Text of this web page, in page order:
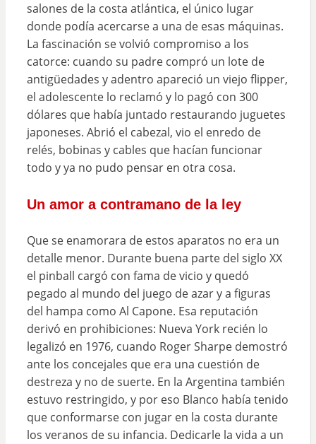
salones de la costa atlántica, el único lugar
donde podía acercarse a una de esas máquinas.
La fascinación se volvió compromiso a los
catorce: cuando su padre compró un lote de
antigüedades y adentro apareció un viejo flipper,
el adolescente lo reclamó y lo pagó con 300
dólares que había juntado restaurando juguetes
japoneses. Abrió el cabezal, vio el enredo de
relés, bobinas y cables que hacían funcionar
todo y ya no pudo pensar en otra cosa.
Un amor a contramano de la ley
Que se enamorara de estos aparatos no era un
detalle menor. Durante buena parte del siglo XX
el pinball cargó con fama de vicio y quedó
pegado al mundo del juego de azar y a figuras
del hampa como Al Capone. Esa reputación
derivó en prohibiciones: Nueva York recién lo
legalizó en 1976, cuando Roger Sharpe demostró
ante los concejales que era una cuestión de
destreza y no de suerte. En la Argentina también
estuvo restringido, y por eso Blanco había tenido
que conformarse con jugar en la costa durante
los veranos de su infancia. Dedicarle la vida a un